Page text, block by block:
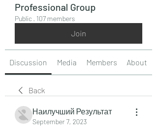
Professional Group
Public · 107 members
Join
Discussion Media Members About
Back
Наилучший Результат
September 7, 2023